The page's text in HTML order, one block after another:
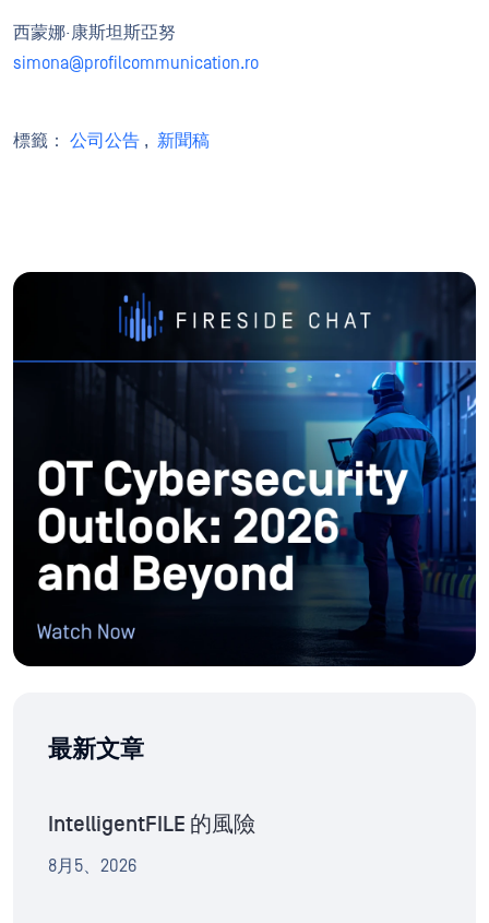
西蒙娜·康斯坦斯亞努
simona@profilcommunication.ro
標籤： 公司公告 , 新聞稿
最新文章
IntelligentFILE 的風險
8月5、2026